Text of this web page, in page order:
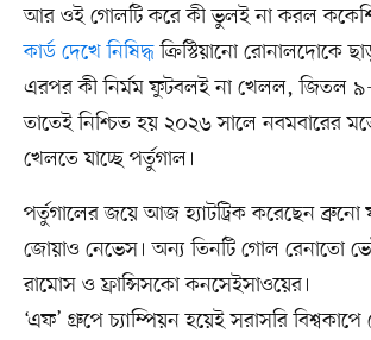
আর ওই গোলটি করে কী ভুলই না করল
কার্ড দেখে নিষিদ্ধক্রিস্টিয়ানো রোনালদোকে
এরপর কী নির্মম ফুটবলই না খেলল, জিতল
তাতেই নিশ্চিত হয় ২০২৬ সালে নবমবারের
খেলতে যাচ্ছে পর্তুগাল।
পর্তুগালের জয়ে আজ হ্যাটট্রিক করেছেন ব্রুনো
জোয়াও নেভেস। অন্য তিনটি গোল রেনাতো
রামোস ও ফ্রান্সিসকো কনসেইসাওয়ের।
‘এফ’ গ্রুপে চ্যাম্পিয়ন হয়েই সরাসরি